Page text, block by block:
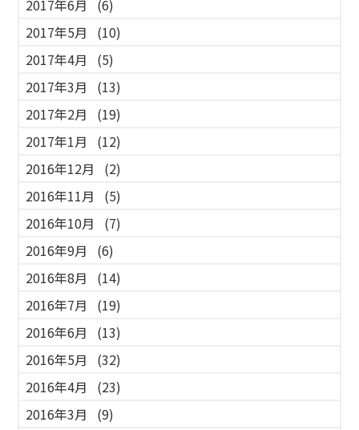
2017年6月
(6)
2017年5月
(10)
2017年4月
(5)
2017年3月
(13)
2017年2月
(19)
2017年1月
(12)
2016年12月
(2)
2016年11月
(5)
2016年10月
(7)
2016年9月
(6)
2016年8月
(14)
2016年7月
(19)
2016年6月
(13)
2016年5月
(32)
2016年4月
(23)
2016年3月
(9)